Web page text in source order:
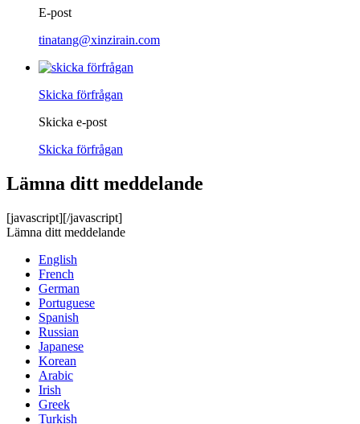
E-post
tinatang@xinzirain.com
Skicka förfrågan
Skicka e-post
Skicka förfrågan
Lämna ditt meddelande
[javascript][/javascript]
Lämna ditt meddelande
English
French
German
Portuguese
Spanish
Russian
Japanese
Korean
Arabic
Irish
Greek
Turkish